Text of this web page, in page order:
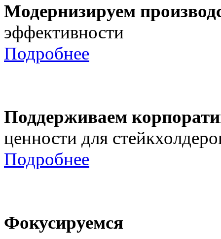
Модернизируем
эффективности
Подробнее
Поддерживаем
ценности для
Подробнее
Фокусируемся